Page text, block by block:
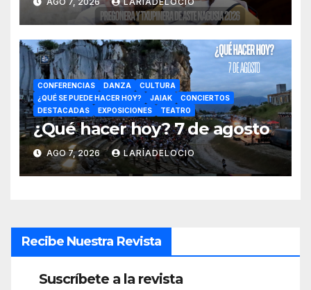
CONFERENCIAS DANZA
CULTURA
¿QUÉ SE PUEDE HACER HOY?
JAIAK
CONCIERTOS
DESTACADAS
EXPOSICIONES TEATRO
¿Qué hacer hoy? 7 de agosto
AGO 7, 2026 LARÍADELOCIO
Recibe Nuestra Revista
Suscríbete a la revista